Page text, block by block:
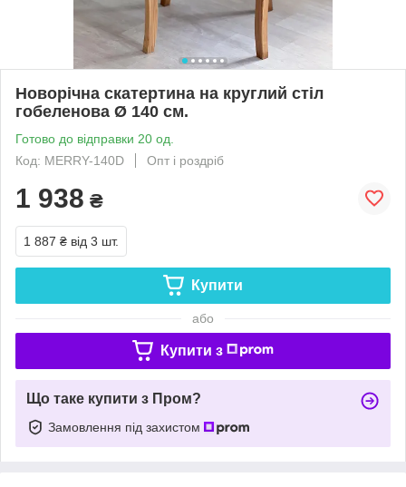
Новорічна скатертина на круглий стіл
гобеленова Ø 140 см.
Готово до відправки 20 од.
Код: MERRY-140D
Опт і роздріб
1 938 ₴
1 887 ₴ від 3 шт.
Купити
або
Купити з
Що таке купити з Пром?
Замовлення під захистом